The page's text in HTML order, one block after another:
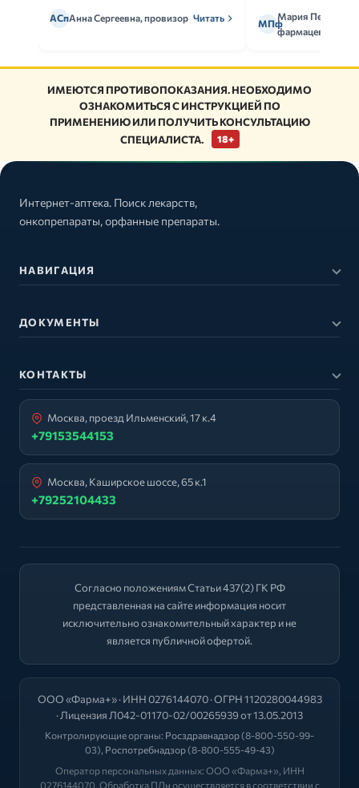
АСпАнна Сергеевна, провизор Читать МПф
Мария Петрова,
фармацевт
ИМЕЮТСЯ ПРОТИВОПОКАЗАНИЯ. НЕОБХОДИМО
ОЗНАКОМИТЬСЯ С ИНСТРУКЦИЕЙ ПО
ПРИМЕНЕНИЮ ИЛИ ПОЛУЧИТЬ КОНСУЛЬТАЦИЮ
СПЕЦИАЛИСТА.
18+
Интернет-аптека. Поиск лекарств,
онкопрепараты, орфанные препараты.
НАВИГАЦИЯ
ДОКУМЕНТЫ
КОНТАКТЫ
Москва, проезд Ильменский, 17 к.4
+79153544153
Москва, Каширское шоссе, 65 к.1
+79252104433
Согласно положениям Статьи 437(2) ГК РФ
представленная на сайте информация носит
исключительно ознакомительный характер и не
является публичной офертой.
ООО «Фарма+» · ИНН 0276144070 · ОГРН 1120280044983
· Лицензия Л042-01170-02/00265939 от 13.05.2013
Контролирующие органы: Росздравнадзор(8-800-550-99-
03), Роспотребнадзор(8-800-555-49-43)
Оператор персональных данных: ООО «Фарма+», ИНН
0276144070. Обработка ПДн осуществляется в соответствии с